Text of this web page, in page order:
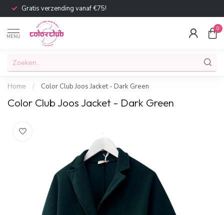
Gratis verzending vanaf €75!
MENU
0
Home / Color Club Joos Jacket - Dark Green
Color Club Joos Jacket - Dark Green